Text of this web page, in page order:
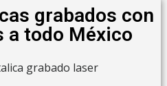
grabados con
a todo México